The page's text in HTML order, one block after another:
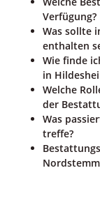
Verfügung?
Was sollte
enthalten
Wie finde
in
Welche
der
Was
treffe?